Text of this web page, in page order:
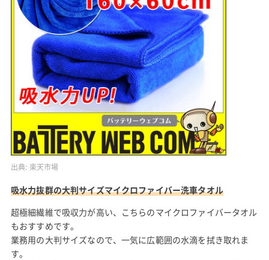
出典: 楽天市場
吸水力抜群の大判サイズマイクロファイバー洗車タオル
超極細繊維で吸収力が高い、こちらのマイクロファイバータオル
もおすすめです。
業務用の大判サイズなので、一気に広範囲の水滴を拭き取れま
す。